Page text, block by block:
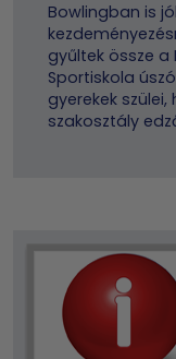
Bowlingban is
gyűltek össze
Sportiskola
gyerekek
szakosztály